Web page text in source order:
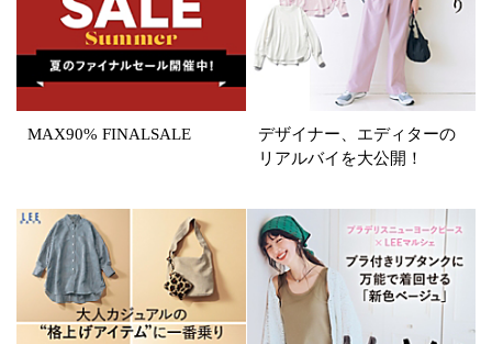
SALE商品 予約品
再入荷 ラスト1
在庫あり
カラー
ホワイト ブラック グレー
ベージュ ブラウン オレンジ
MAX90% FINALSALE
デザイナー、エディターの
リアルバイを大公開！